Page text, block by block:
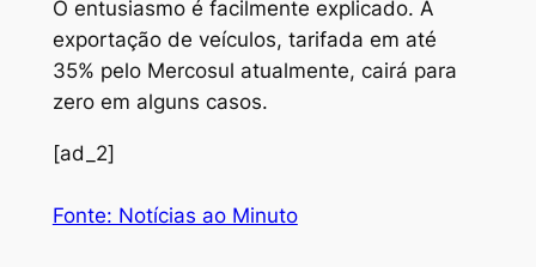
O entusiasmo é facilmente explicado. A
exportação de veículos, tarifada em até
35% pelo Mercosul atualmente, cairá para
zero em alguns casos.
[ad_2]
Fonte: Notícias ao Minuto